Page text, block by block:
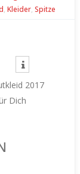
, Kleider, Spitze
2017
Dich